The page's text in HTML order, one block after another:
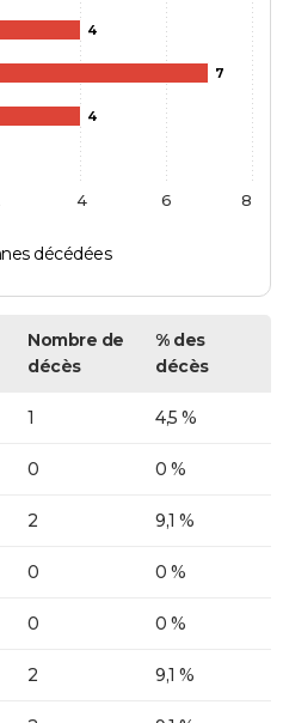
4
7
4
décédées
4 6 8
Nombre de
décès
% des
décès
1 4,5 %
0 0 %
2 9,1 %
0 0 %
0 0 %
2 9,1 %